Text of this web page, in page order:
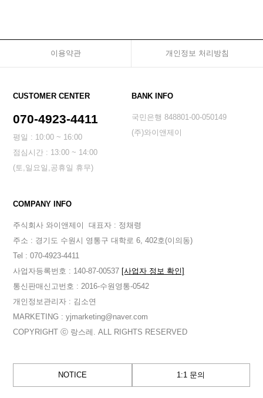
이용약관 개인정보 처리방침
CUSTOMER CENTER
070-4923-4411
평일 : 10:00 ~ 16:00
점심시간 : 13:00 ~ 14:00
(토,일요일,공휴일 휴무)
BANK INFO
국민은행 848801-00-050149
(주)와이앤제이
COMPANY INFO
주식회사 와이앤제이
대표자 : 정채령
주소 : 경기도 수원시 영통구 대학로 6, 402호(이의동)
Tel : 070-4923-4411
사업자등록번호 : 140-87-00537 [사업자 정보 확인]
통신판매신고번호 : 2016-수원영통-0542
개인정보관리자 : 김소연
MARKETING : yjmarketing@naver.com
COPYRIGHT ⓒ 랑스레. ALL RIGHTS RESERVED
NOTICE 1:1 문의